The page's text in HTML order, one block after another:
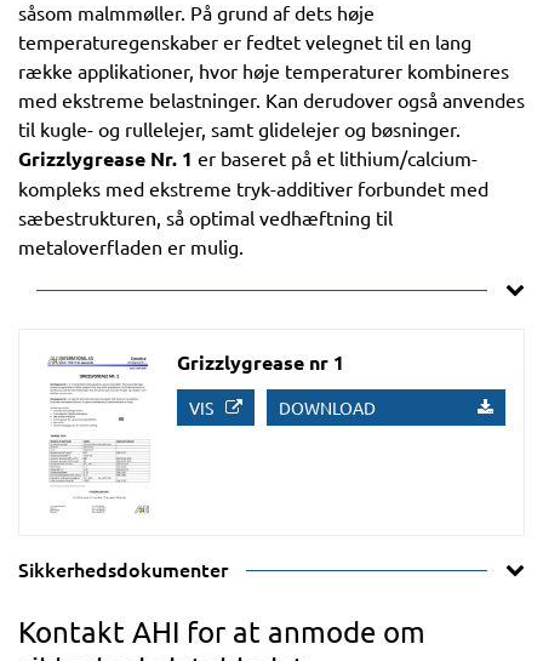
såsom malmmøller. På grund af dets høje
temperaturegenskaber er fedtet velegnet til en lang
række applikationer, hvor høje temperaturer kombineres
med ekstreme belastninger. Kan derudover også anvendes
til kugle- og rullelejer, samt glidelejer og bøsninger.
Grizzlygrease Nr. 1 er baseret på et lithium/calcium-
kompleks med ekstreme tryk-additiver forbundet med
sæbestrukturen, så optimal vedhæftning til
metaloverfladen er mulig.
Grizzlygrease nr 1
VIS DOWNLOAD
Sikkerhedsdokumenter
Kontakt AHI for at anmode om